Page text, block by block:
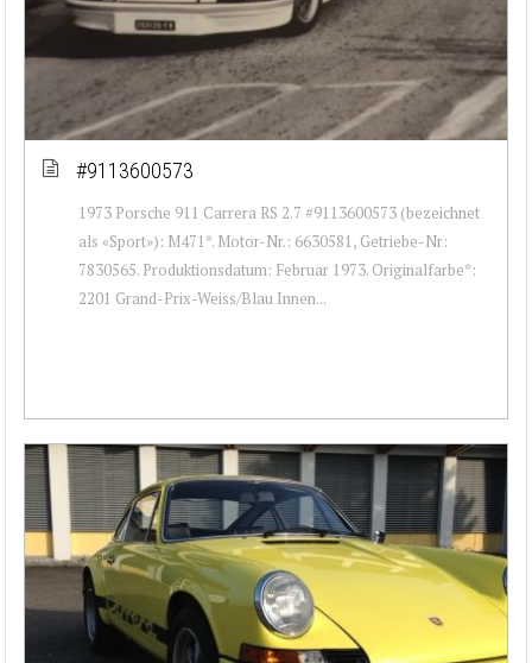
#9113600573
1973 Porsche 911 Carrera RS 2.7 #9113600573 (bezeichnet
als «Sport»): M471*. Motor-Nr.: 6630581, Getriebe-Nr:
7830565. Produktionsdatum: Februar 1973. Originalfarbe*:
2201 Grand-Prix-Weiss/Blau Innen...